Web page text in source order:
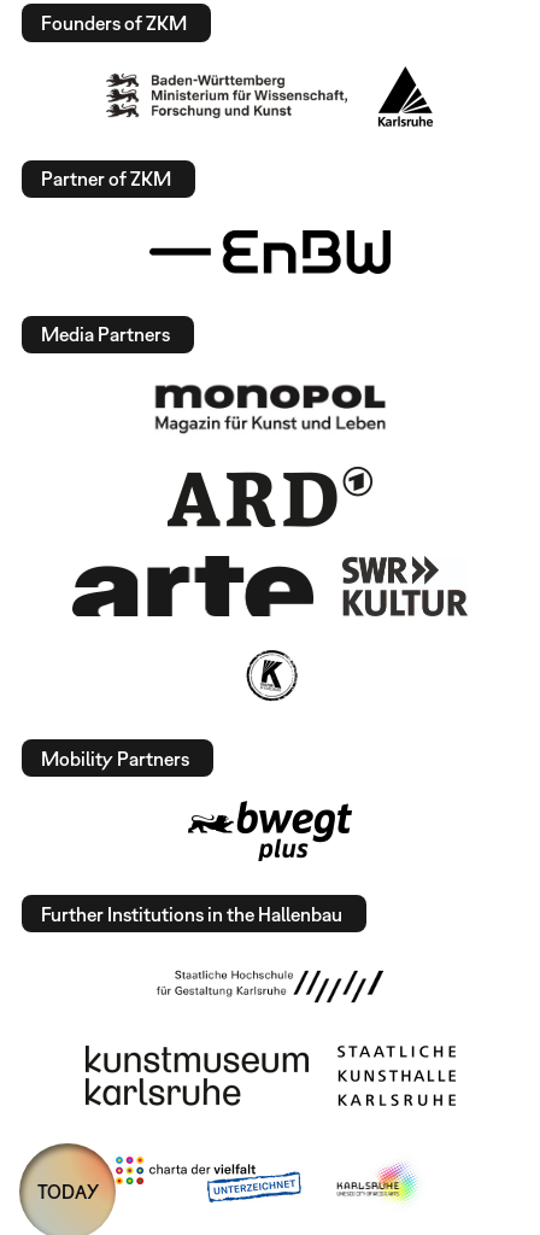
Founders of ZKM
Partner of ZKM
Media Partners
Mobility Partners
Further Institutions in the Hallenbau
TODAY